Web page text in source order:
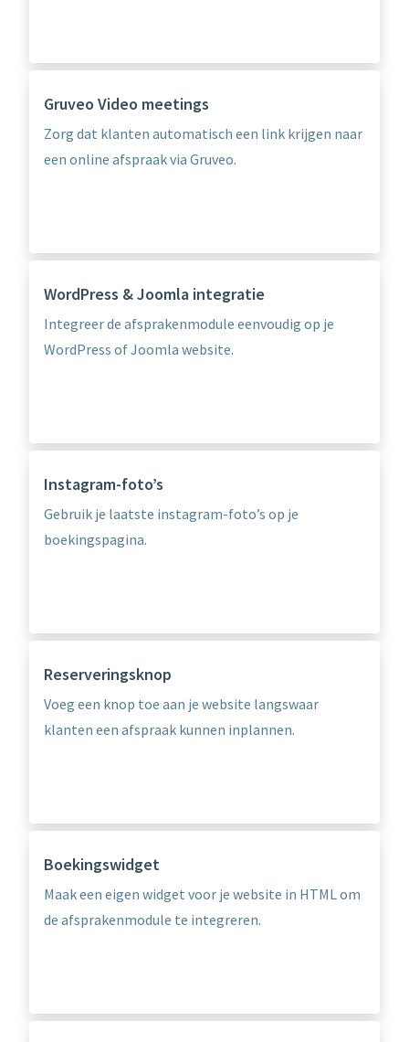
Gruveo Video meetings
Zorg dat klanten automatisch een link krijgen naar
een online afspraak via Gruveo.
WordPress & Joomla integratie
Integreer de afsprakenmodule eenvoudig op je
WordPress of Joomla website.
Instagram-foto’s
Gebruik je laatste instagram-foto’s op je
boekingspagina.
Reserveringsknop
Voeg een knop toe aan je website langswaar
klanten een afspraak kunnen inplannen.
Boekingswidget
Maak een eigen widget voor je website in HTML om
de afsprakenmodule te integreren.